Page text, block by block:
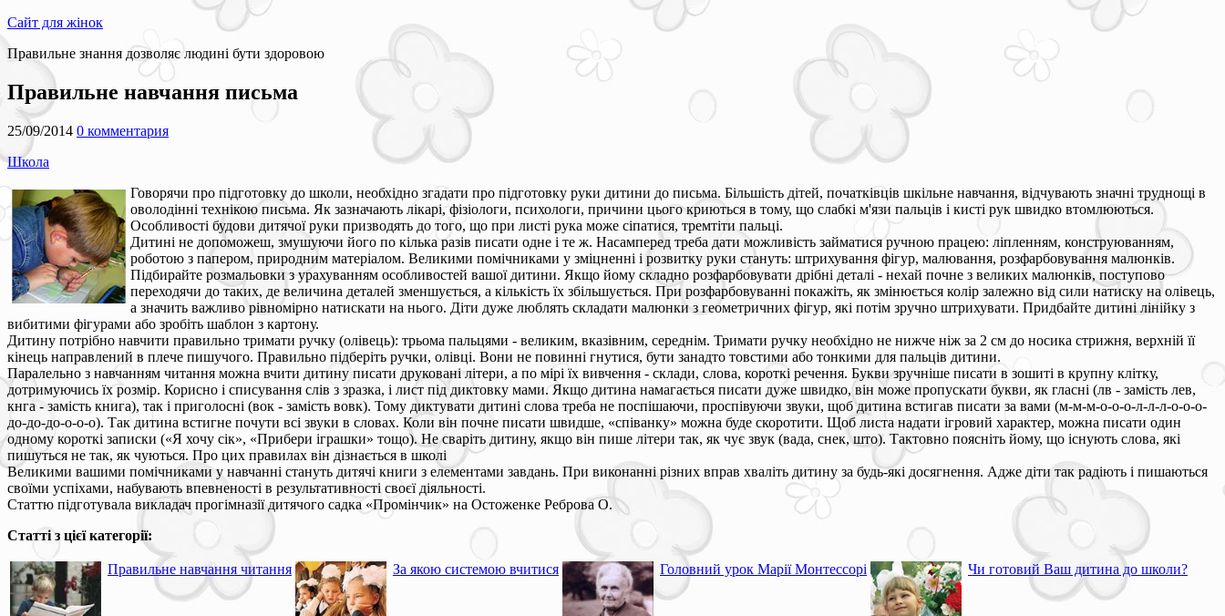
Сайт для жінок
Правильне знання дозволяє людині бути здоровою
Правильне навчання письма
25/09/2014 0 комментария
Школа
Говорячи про підготовку до школи, необхідно згадати про підготовку руки дитини до письма. Більшість дітей, початківців шкільне навчання, відчувають значні труднощі в
оволодінні технікою письма. Як зазначають лікарі, фізіологи, психологи, причини цього криються в тому, що слабкі м'язи пальців і кисті рук швидко втомлюються.
Особливості будови дитячої руки призводять до того, що при листі рука може сіпатися, тремтіти пальці.
Дитині не допоможеш, змушуючи його по кілька разів писати одне і те ж. Насамперед треба дати можливість займатися ручною працею: ліпленням, конструюванням,
роботою з папером, природним матеріалом. Великими помічниками у зміцненні і розвитку руки стануть: штрихування фігур, малювання, розфарбовування малюнків.
Підбирайте розмальовки з урахуванням особливостей вашої дитини. Якщо йому складно розфарбовувати дрібні деталі - нехай почне з великих малюнків, поступово
переходячи до таких, де величина деталей зменшується, а кількість їх збільшується. При розфарбовуванні покажіть, як змінюється колір залежно від сили натиску на олівець,
а значить важливо рівномірно натискати на нього. Діти дуже люблять складати малюнки з геометричних фігур, які потім зручно штрихувати. Придбайте дитині лінійку з
вибитими фігурами або зробіть шаблон з картону.
Дитину потрібно навчити правильно тримати ручку (олівець): трьома пальцями - великим, вказівним, середнім. Тримати ручку необхідно не нижче ніж за 2 см до носика стрижня, верхній її
кінець направлений в плече пишучого. Правильно підберіть ручки, олівці. Вони не повинні гнутися, бути занадто товстими або тонкими для пальців дитини.
Паралельно з навчанням читання можна вчити дитину писати друковані літери, а по мірі їх вивчення - склади, слова, короткі речення. Букви зручніше писати в зошиті в крупну клітку,
дотримуючись їх розмір. Корисно і списування слів з зразка, і лист під диктовку мами. Якщо дитина намагається писати дуже швидко, він може пропускати букви, як гласні (лв - замість лев,
кнга - замість книга), так і приголосні (вок - замість вовк). Тому диктувати дитині слова треба не поспішаючи, проспівуючи звуки, щоб дитина встигав писати за вами (м-м-м-о-о-о-л-л-л-о-о-о-
до-до-до-о-о-о). Так дитина встигне почути всі звуки в словах. Коли він почне писати швидше, «співанку» можна буде скоротити. Щоб листа надати ігровий характер, можна писати один
одному короткі записки («Я хочу сік», «Прибери іграшки» тощо). Не сваріть дитину, якщо він пише літери так, як чує звук (вада, снек, што). Тактовно поясніть йому, що існують слова, які
пишуться не так, як чуються. Про цих правилах він дізнається в школі
Великими вашими помічниками у навчанні стануть дитячі книги з елементами завдань. При виконанні різних вправ хваліть дитину за будь-які досягнення. Адже діти так радіють і пишаються
своїми успіхами, набувають впевненості в результативності своєї діяльності.
Статтю підготувала викладач прогімназії дитячого садка «Промінчик» на Остоженке Реброва О.
Статті з цієї категорії:
Правильне навчання читання За якою системою вчитися Головний урок Марії Монтессорі Чи готовий Ваш дитина до школи?